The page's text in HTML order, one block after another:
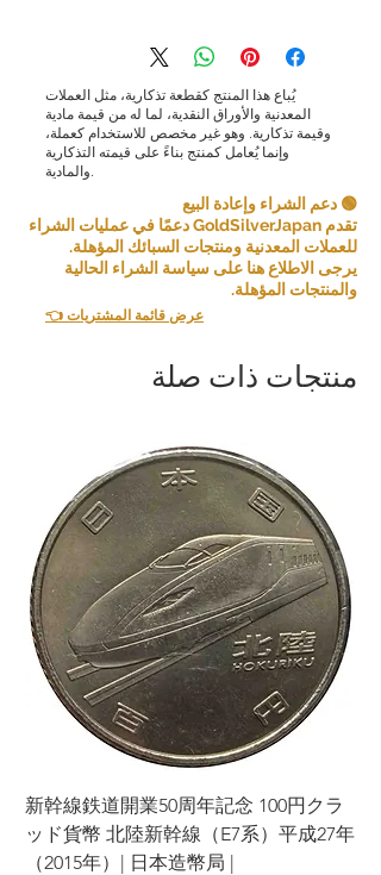
وخدمات عالية الجودة وضمان رضا العملاء.
نقبل الإرجاع لأسباب تتعلق براحة العميل.
مع ذلك، في بعض الحالات، قد نقبل الإرجاع
كاستثناء. الإرجاع ممكن إذا استوفيت الشروط
عنصر خاطئ: إذا تلقيت عنصرًا لا يتوافق مع ما
طلبته، فيرجى إخبارنا بذلك في غضون [5 أيام]
من استلام العنصر وسنرسل إليك العنصر
الصحيح ونغطي أي تكاليف شحن إضافية
إذا قمت بإلغاء أي جزء أو أجزاء من طلبك
يرجى دراسة المنتجات والشروط بعناية قبل
تقديم طلبك واتخاذ قرارك.
نشكر تفهمكم وتعاونكم. رضاكم هو أولويتنا
القصوى، وسنبذل قصارى جهدنا لنقدم لكم
تجربة تسوق مميزة.
يُباع هذا المنتج كقطعة تذكارية، مثل العملات
المعدنية والأوراق النقدية، لما له من قيمة مادية
وقيمة تذكارية. وهو غير مخصص للاستخدام كعملة،
وإنما يُعامل كمنتج بناءً على قيمته التذكارية
🟢 دعم الشراء وإعادة البيع
تقدم GoldSilverJapan دعمًا في عمليات الشراء
للعملات المعدنية ومنتجات السبائك المؤهلة.
يرجى الاطلاع هنا على سياسة الشراء الحالية
والمنتجات المؤهلة.
👈 عرض قائمة المشتريات
منتجات ذات صلة
新幹線鉄道開業50周年記念 100円クラ
ッド貨幣 北陸新幹線（E7系）平成27年
（2015年）| 日本造幣局 |